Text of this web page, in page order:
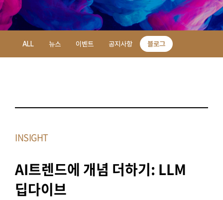
ALL 뉴스 이벤트 공지사항 블로그
INSIGHT
AI트렌드에 개념 더하기: LLM
딥다이브